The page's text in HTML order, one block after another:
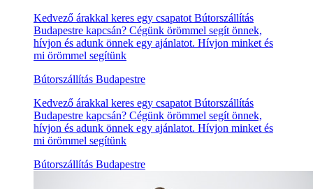
Kedvező árakkal keres egy csapatot Bútorszállítás
Budapestre kapcsán? Cégünk örömmel segít önnek,
hívjon és adunk önnek egy ajánlatot. Hívjon minket és
mi örömmel segítünk
Bútorszállítás Budapestre
Kedvező árakkal keres egy csapatot Bútorszállítás
Budapestre kapcsán? Cégünk örömmel segít önnek,
hívjon és adunk önnek egy ajánlatot. Hívjon minket és
mi örömmel segítünk
Bútorszállítás Budapestre